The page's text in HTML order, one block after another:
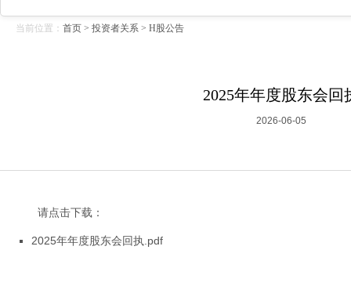
当前位置： 首页 > 投资者关系 > H股公告
2025年年度股东会回
2026-06-05
请点击下载：
2025年年度股东会回执.pdf